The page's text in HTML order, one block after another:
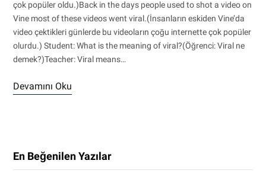
çok popüler oldu.)Back in the days people used to shot a video on
Vine most of these videos went viral.(İnsanların eskiden Vine’da
video çektikleri günlerde bu videoların çoğu internette çok popüler
olurdu.) Student: What is the meaning of viral?(Öğrenci: Viral ne
demek?)Teacher: Viral means…
Devamını Oku
En Beğenilen Yazılar